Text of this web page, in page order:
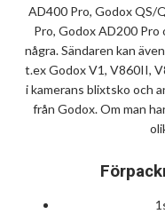
AD400 Pro, Godox
Pro, Godox AD200
några. Sändaren kan
t.ex Godox V1, V860II,
i kamerans blixtsko och
från Godox. Om man